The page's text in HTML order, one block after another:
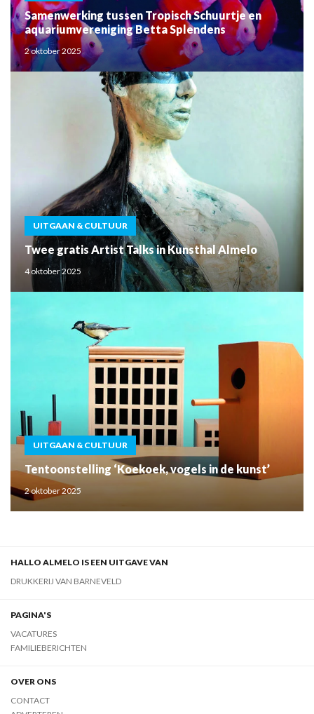
Samenwerking tussen Tropisch Schuurtje en
aquariumvereniging Betta Splendens
2 oktober 2025
UITGAAN & CULTUUR
Twee gratis Artist Talks in Kunsthal Almelo
4 oktober 2025
UITGAAN & CULTUUR
Tentoonstelling ‘Koekoek, vogels in de kunst’
2 oktober 2025
HALLO ALMELO IS EEN UITGAVE VAN
DRUKKERIJ VAN BARNEVELD
PAGINA'S
VACATURES
FAMILIEBERICHTEN
OVER ONS
CONTACT